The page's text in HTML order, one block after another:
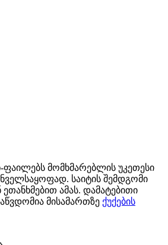
ფაილებს მომხმარებლის უკეთესი
საიტის შემდგომი
ეთანხმებით ამას. დამატებითი
მისამართზე ქუქების